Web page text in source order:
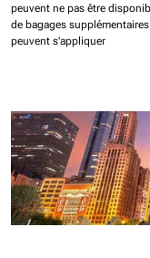
peuvent ne pas être
de bagages
peuvent s'appliquer